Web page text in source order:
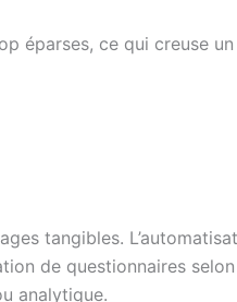
éparses, ce qui creuse
tangibles.
de questionnaires
analytique.